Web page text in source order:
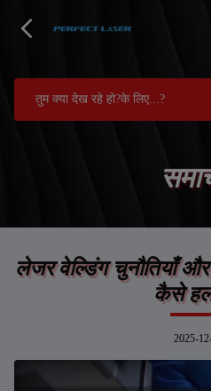
लेजर वेल्डिंग चुनौतियाँ
कैसे
2025-